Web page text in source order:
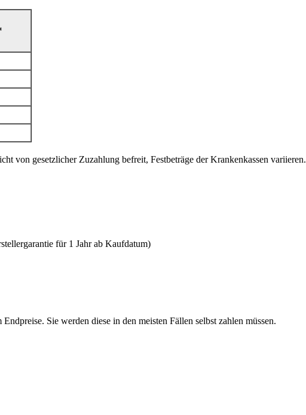
von gesetzlicher Zuzahlung befreit, Festbeträge der Krankenkassen variieren.
für 1 Jahr ab Kaufdatum)
Sie werden diese in den meisten Fällen selbst zahlen müssen.